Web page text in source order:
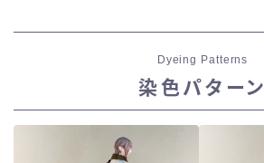
Dyeing Patterns
染色パターン